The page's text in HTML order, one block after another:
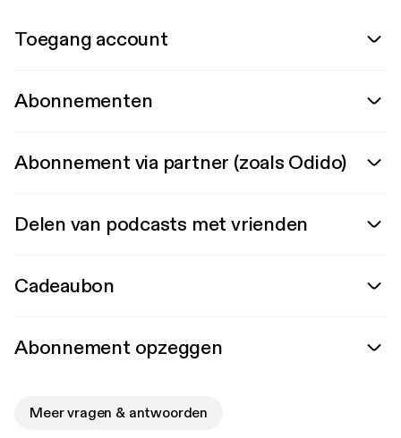
Toegang account
Abonnementen
Abonnement via partner (zoals Odido)
Delen van podcasts met vrienden
Cadeaubon
Abonnement opzeggen
Meer vragen & antwoorden